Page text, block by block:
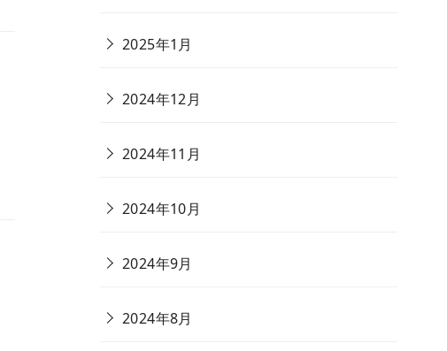
2025年1月
2024年12月
2024年11月
2024年10月
2024年9月
2024年8月